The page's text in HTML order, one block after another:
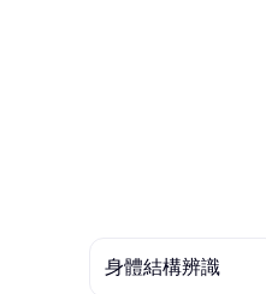
身體結構辨識